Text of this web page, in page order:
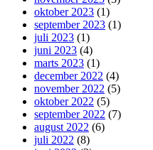
oktober 2023 (1)
september 2023 (1)
juli 2023 (1)
juni 2023 (4)
marts 2023 (1)
december 2022 (4)
november 2022 (5)
oktober 2022 (5)
september 2022 (7)
august 2022 (6)
juli 2022 (8)